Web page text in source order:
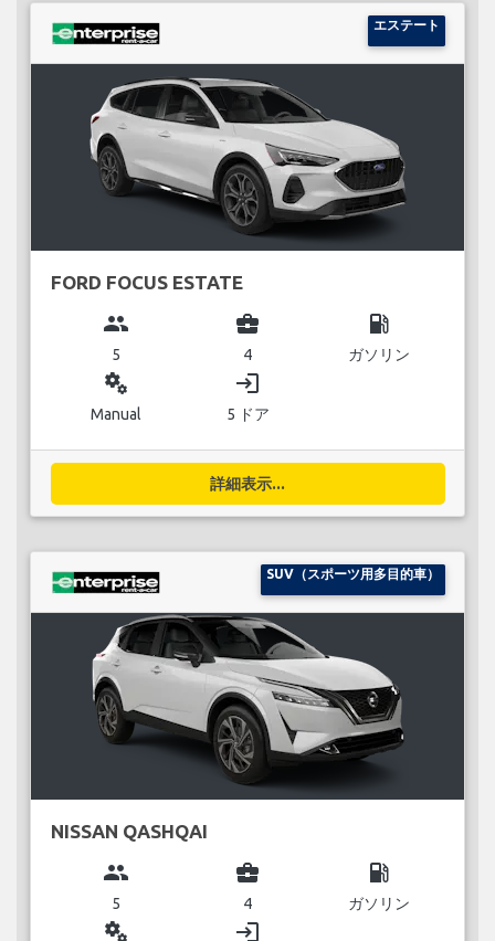
エステート
FORD FOCUS ESTATE
group
5
business_center
4
local_gas_station
ガソリン
miscellaneous_services
Manual
login
5 ドア
詳細表示...
SUV（スポーツ用多目的車）
NISSAN QASHQAI
group
5
business_center
4
local_gas_station
ガソリン
miscellaneous_services login